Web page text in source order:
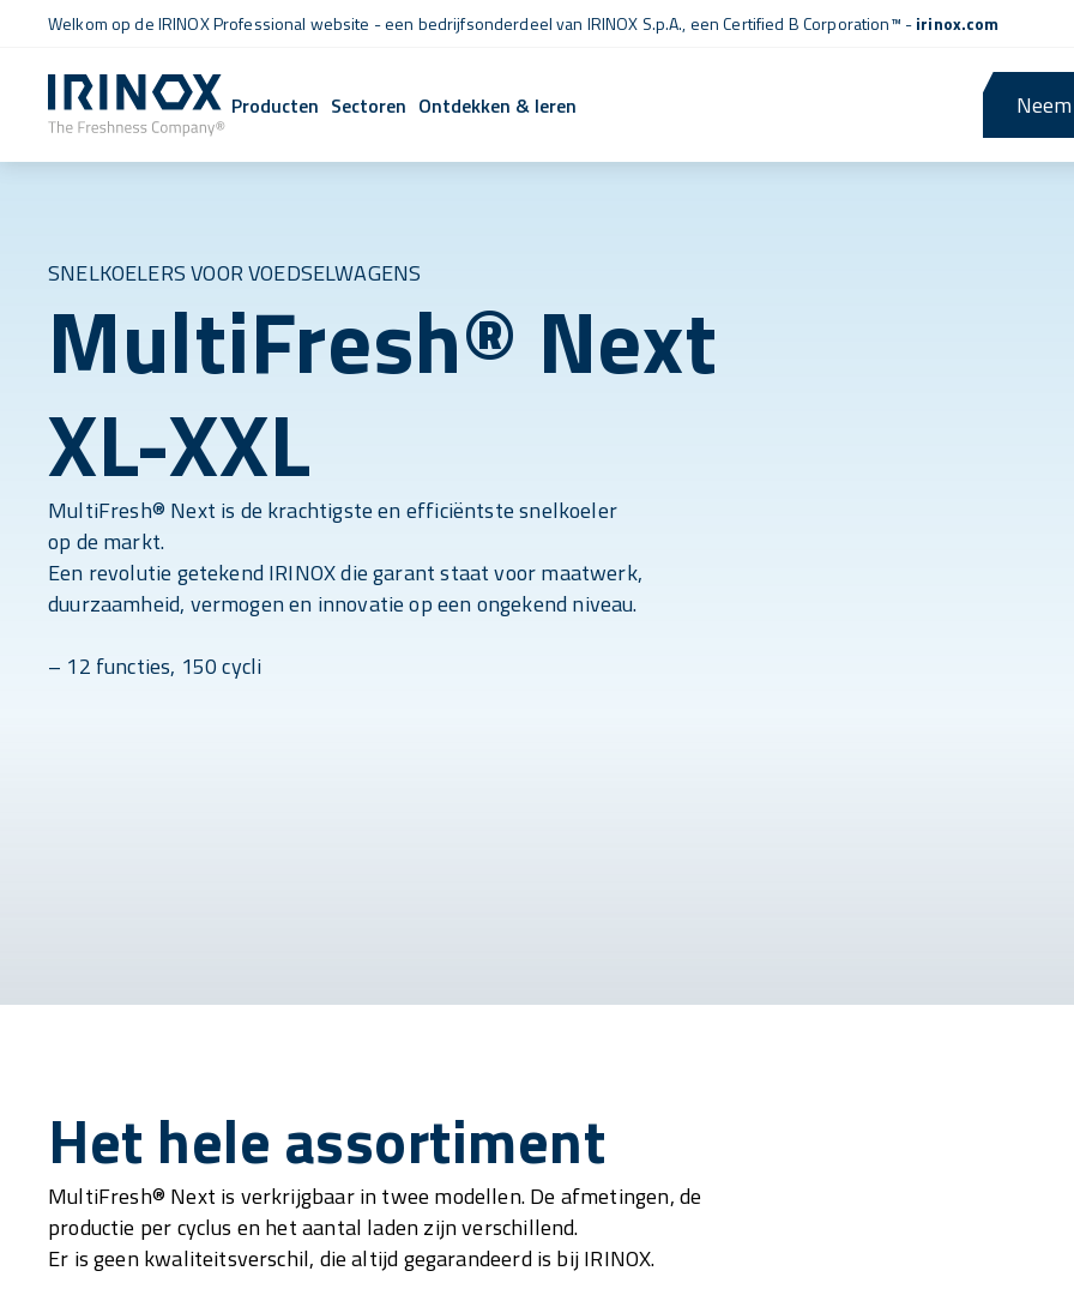
Welkom op de IRINOX Professional website - een bedrijfsonderdeel van IRINOX S.p.A., eenCertified B Corporation™ -irinox.com
Producten Sectoren Ontdekken & leren
SNELKOELERS VOOR VOEDSELWAGENS
MultiFresh® Next
XL-XXL
MultiFresh® Next is de krachtigste en efficiëntste snelkoeler
op de markt.
Een revolutie getekend IRINOX die garant staat voor maatwerk,
duurzaamheid, vermogen en innovatie op een ongekend niveau.
– 12 functies, 150 cycli
Het hele assortiment
MultiFresh® Next is verkrijgbaar in twee modellen. De afmetingen, de
productie per cyclus en het aantal laden zijn verschillend.
Er is geen kwaliteitsverschil, die altijd gegarandeerd is bij IRINOX.
V V